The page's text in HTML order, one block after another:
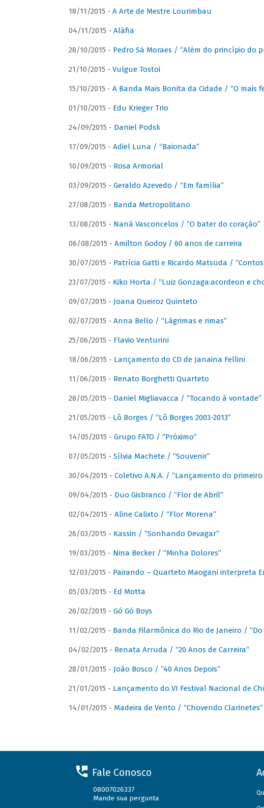
18/11/2015 - A Arte de Mestre Lourimbau
04/11/2015 - Aláfia
28/10/2015 - Pedro Sá Moraes / “Além do princípio do
21/10/2015 - Vulgue Tostoi
15/10/2015 - A Banda Mais Bonita da Cidade / “O mais
01/10/2015 - Edu Krieger Trio
24/09/2015 - Daniel Podsk
17/09/2015 - Adiel Luna / “Baionada”
10/09/2015 - Rosa Armorial
03/09/2015 - Geraldo Azevedo / “Em família”
27/08/2015 - Banda Metropolitano
13/08/2015 - Naná Vasconcelos / “O bater do coração”
06/08/2015 - Amilton Godoy / 60 anos de carreira
30/07/2015 - Patrícia Gatti e Ricardo Matsuda /
23/07/2015 - Kiko Horta / “Luiz Gonzaga:acordeon e
09/07/2015 - Joana Queiroz Quinteto
02/07/2015 - Anna Bello / “Lágrimas e rimas”
25/06/2015 - Flavio Venturini
18/06/2015 - Lançamento do CD de Janaina Fellini
11/06/2015 - Renato Borghetti Quarteto
28/05/2015 - Daniel Migliavacca / “Tocando à vontade”
21/05/2015 - Lô Borges / “Lô Borges 2003-2013”
14/05/2015 - Grupo FATO / “Próximo”
07/05/2015 - Sílvia Machete / “Souvenir”
30/04/2015 - Coletivo A.N.A. / “Lançamento do primeiro
09/04/2015 - Duo Gisbranco / “Flor de Abril”
02/04/2015 - Aline Calixto / “Flor Morena”
26/03/2015 - Kassin / “Sonhando Devagar”
19/03/2015 - Nina Becker / “Minha Dolores”
12/03/2015 - Pairando – Quarteto Maogani interpreta
05/03/2015 - Ed Motta
26/02/2015 - Gó Gó Boys
11/02/2015 - Banda Filarmônica do Rio de Janeiro /
04/02/2015 - Renata Arruda / “20 Anos de Carreira”
28/01/2015 - João Bosco / “40 Anos Depois”
21/01/2015 - Lançamento do VI Festival Nacional de
14/01/2015 - Madeira de Vento / “Chovendo Clarinetes”
Fale Conosco
08007026337
Mande sua pergunta